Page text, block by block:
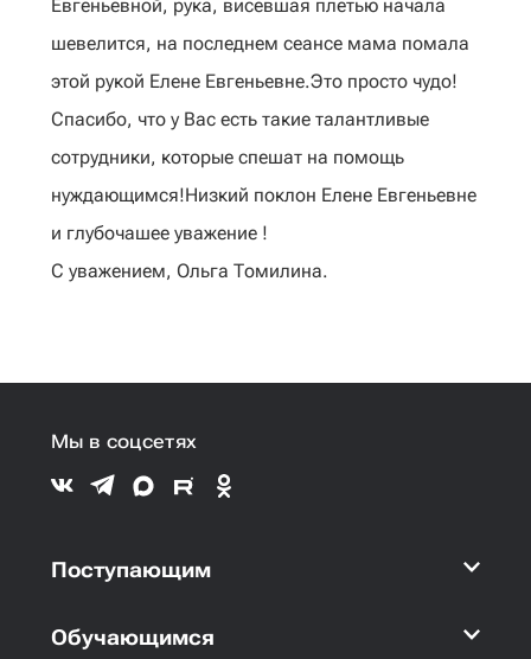
Евгеньевной, рука, висевшая плетью начала
шевелится, на последнем сеансе мама помала
этой рукой Елене Евгеньевне.Это просто чудо!
Спасибо, что у Вас есть такие талантливые
сотрудники, которые спешат на помощь
нуждающимся!Низкий поклон Елене Евгеньевне
и глубочашее уважение !
С уважением, Ольга Томилина.
Мы в соцсетях
Поступающим
Обучающимся